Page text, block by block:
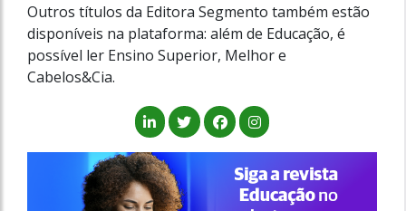
Outros títulos da Editora Segmento também estão
disponíveis na plataforma: além de Educação, é
possível ler Ensino Superior, Melhor e
Cabelos&Cia.